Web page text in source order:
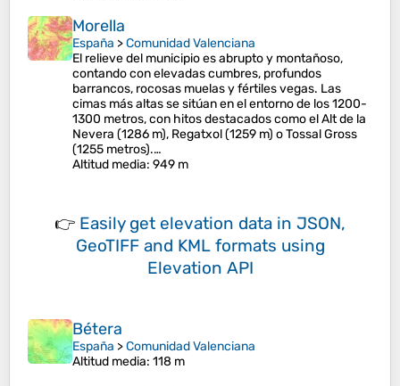
Morella
España >Comunidad Valenciana
El relieve del municipio es abrupto y montañoso,
contando con elevadas cumbres, profundos
barrancos, rocosas muelas y fértiles vegas. Las
cimas más altas se sitúan en el entorno de los 1200-
1300 metros, con hitos destacados como el Alt de la
Nevera (1286 m), Regatxol (1259 m) o Tossal Gross
(1255 metros).…
Altitud media: 949 m
👉 Easily get elevation data in JSON,
GeoTIFF and KML formats using
Elevation API
Bétera
España >Comunidad Valenciana
Altitud media: 118 m